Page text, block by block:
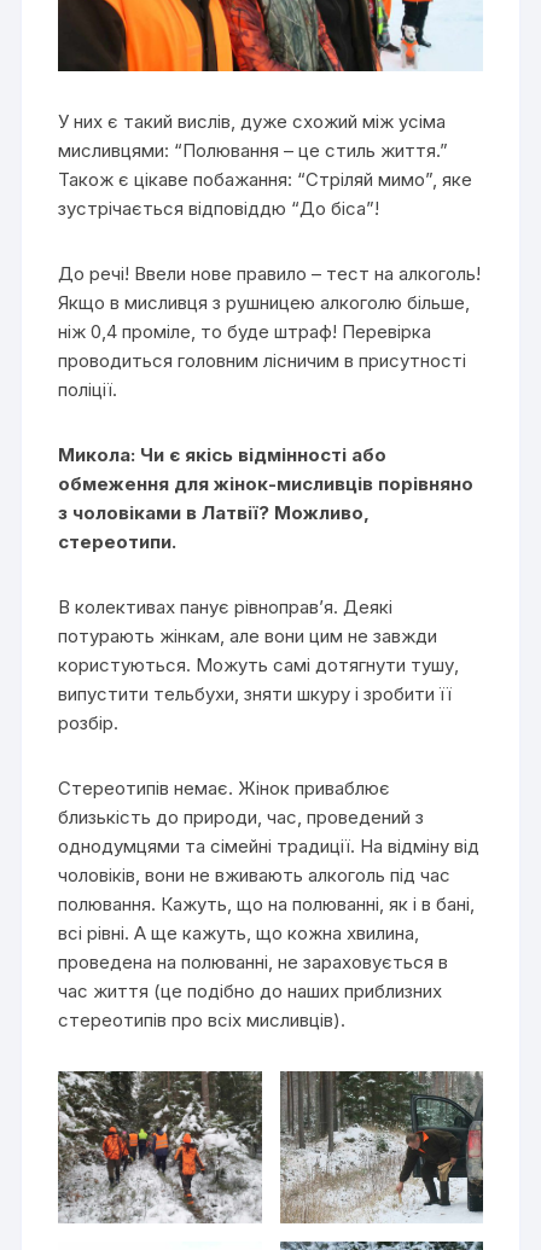
У них є такий вислів, дуже схожий між усіма
мисливцями: “Полювання – це стиль життя.”
Також є цікаве побажання: “Стріляй мимо”, яке
зустрічається відповіддю “До біса”!
До речі! Ввели нове правило – тест на алкоголь!
Якщо в мисливця з рушницею алкоголю більше,
ніж 0,4 проміле, то буде штраф! Перевірка
проводиться головним лісничим в присутності
поліції.
Микола: Чи є якісь відмінності або
обмеження для жінок-мисливців порівняно
з чоловіками в Латвії? Можливо,
стереотипи.
В колективах панує рівноправ’я. Деякі
потурають жінкам, але вони цим не завжди
користуються. Можуть самі дотягнути тушу,
випустити тельбухи, зняти шкуру і зробити її
розбір.
Стереотипів немає. Жінок приваблює
близькість до природи, час, проведений з
однодумцями та сімейні традиції. На відміну від
чоловіків, вони не вживають алкоголь під час
полювання. Кажуть, що на полюванні, як і в бані,
всі рівні. А ще кажуть, що кожна хвилина,
проведена на полюванні, не зараховується в
час життя (це подібно до наших приблизних
стереотипів про всіх мисливців).